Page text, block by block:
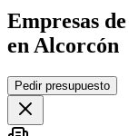
Empresas
en Alcorcón
+
−
Pedir presupuesto